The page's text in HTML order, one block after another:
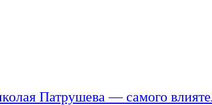
Патрушева — самого